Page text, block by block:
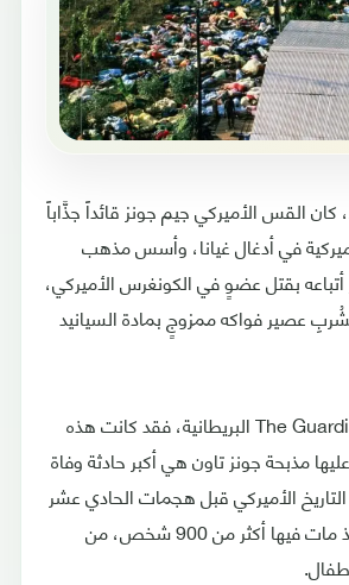
كان القس الأميركي جيم جونز قائداً جذَّاباً
في أدغال غيانا، وأسس مذهب
بقتل عضوٍ في الكونغرس الأميركي،
عصير فواكه ممزوجٍ بمادة السيانيد
وحسب صحيفة The Guardian البريطانية، فقد كانت هذه
مذبحة جونز تاون هي أكبر حادثة وفاة
الأميركي قبل هجمات الحادي عشر
من سبتمبر/أيلول. إذ مات فيها أكثر من 900 شخص، من